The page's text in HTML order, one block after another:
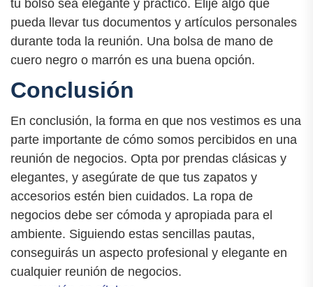
tu bolso sea elegante y práctico. Elije algo que
pueda llevar tus documentos y artículos personales
durante toda la reunión. Una bolsa de mano de
cuero negro o marrón es una buena opción.
Conclusión
En conclusión, la forma en que nos vestimos es una
parte importante de cómo somos percibidos en una
reunión de negocios. Opta por prendas clásicas y
elegantes, y asegúrate de que tus zapatos y
accesorios estén bien cuidados. La ropa de
negocios debe ser cómoda y apropiada para el
ambiente. Siguiendo estas sencillas pautas,
conseguirás un aspecto profesional y elegante en
cualquier reunión de negocios.